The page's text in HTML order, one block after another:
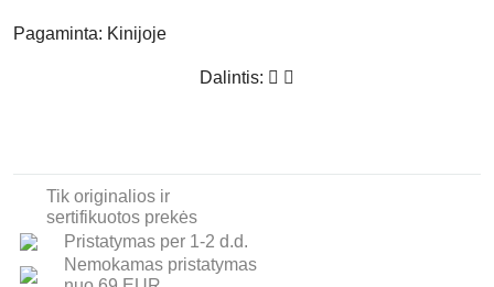
Pagaminta: Kinijoje
Dalintis:
Tik originalios ir
sertifikuotos prekės
Pristatymas per 1-2 d.d.
Nemokamas pristatymas